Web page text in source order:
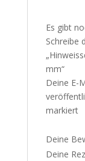
Es gibt
Schreibe
mm“
Deine E-
markiert
Deine
Deine